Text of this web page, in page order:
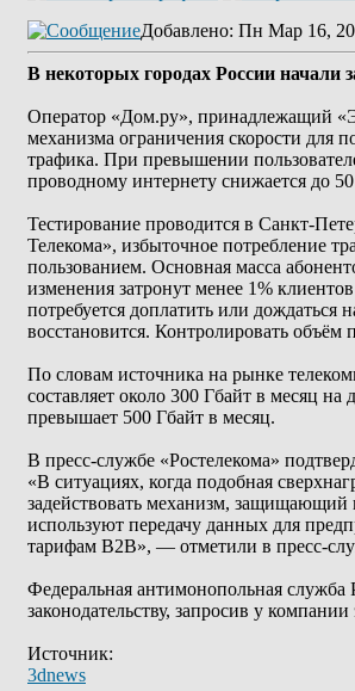
Добавлено: Пн Мар 16,
В некоторых городах России начали
Оператор «Дом.ру», принадлежащий
механизма ограничения скорости для
трафика. При превышении
проводному интернету снижается до
Тестирование проводится в Санкт-
Телекома», избыточное потребление
пользованием. Основная масса
изменения затронут менее 1%
потребуется доплатить или дождаться
восстановится. Контролировать объём
По словам источника на рынке
составляет около 300 Гбайт в месяц
превышает 500 Гбайт в месяц.
В пресс-службе «Ростелекома»
«В ситуациях, когда подобная
задействовать механизм,
используют передачу данных для
тарифам B2B», — отметили в пресс-
Федеральная антимонопольная служба
законодательству, запросив у
Источник:
3dnews